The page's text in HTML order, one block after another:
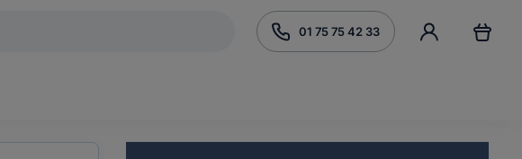
01 75 75 42 33